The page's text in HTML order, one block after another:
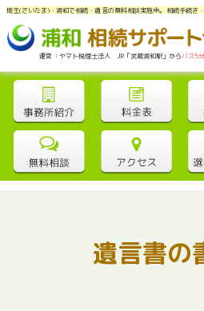
埼玉(さいたま)・浦和で相続・遺言の無料相談実施中。相続手続き
運営：ヤマト税理士法人 JR「武蔵浦和駅」からバス5
遺言書の